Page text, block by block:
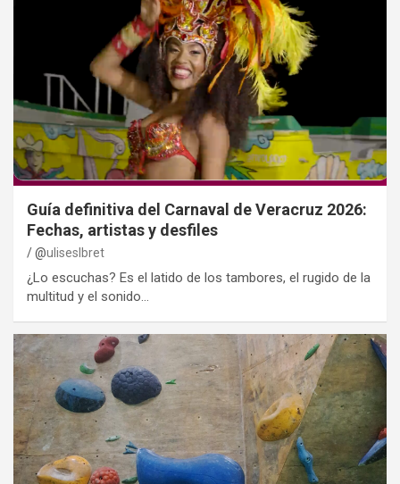
Guía definitiva del Carnaval de Veracruz 2026:
Fechas, artistas y desfiles
@uliseslbret
¿Lo escuchas? Es el latido de los tambores, el rugido de la
multitud y el sonido…